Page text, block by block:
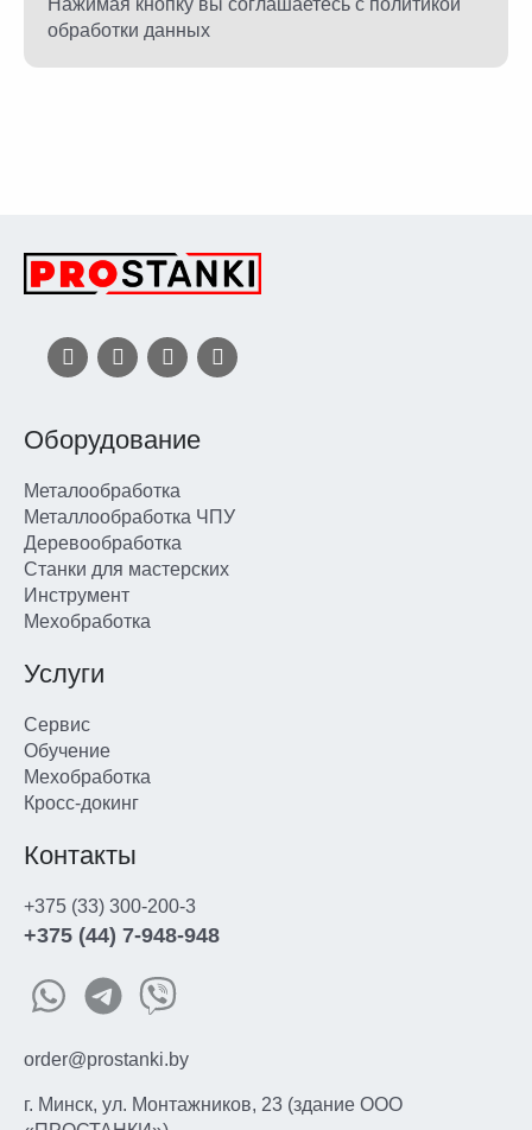
Нажимая кнопку вы соглашаетесь с политикой
обработки данных
Оборудование
Металообработка
Металлообработка ЧПУ
Деревообработка
Станки для мастерских
Инструмент
Мехобработка
Услуги
Сервис
Обучение
Мехобработка
Кросс-докинг
Контакты
+375 (33) 300-200-3
+375 (44) 7-948-948
order@prostanki.by
г. Минск, ул. Монтажников, 23 (здание ООО